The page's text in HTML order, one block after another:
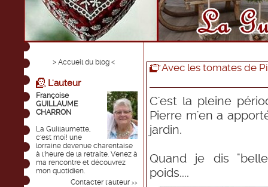
> Accueil du blog <
L'auteur
Françoise
GUILLAUME
CHARRON
La Guillaumette,
c'est moi! une
lorraine devenue charentaise
à l'heure de la retraite. Venez à
ma rencontre et découvrez
mon quotidien.
Contacter l'auteur >>
Avec les tomates de
C'est la pleine
Pierre m'en a
jardin.
Quand je dis
poids....